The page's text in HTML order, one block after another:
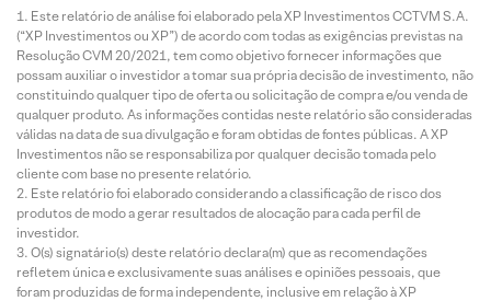
Este relatório de análise foi elaborado pela XP Investimentos CCTVM S.A.
(“XP Investimentos ou XP”) de acordo com todas as exigências previstas na
Resolução CVM 20/2021, tem como objetivo fornecer informações que
possam auxiliar o investidor a tomar sua própria decisão de investimento, não
constituindo qualquer tipo de oferta ou solicitação de compra e/ou venda de
qualquer produto. As informações contidas neste relatório são consideradas
válidas na data de sua divulgação e foram obtidas de fontes públicas. A XP
Investimentos não se responsabiliza por qualquer decisão tomada pelo
cliente com base no presente relatório.
Este relatório foi elaborado considerando a classificação de risco dos
produtos de modo a gerar resultados de alocação para cada perfil de
investidor.
O(s) signatário(s) deste relatório declara(m) que as recomendações
refletem única e exclusivamente suas análises e opiniões pessoais, que
foram produzidas de forma independente, inclusive em relação à XP